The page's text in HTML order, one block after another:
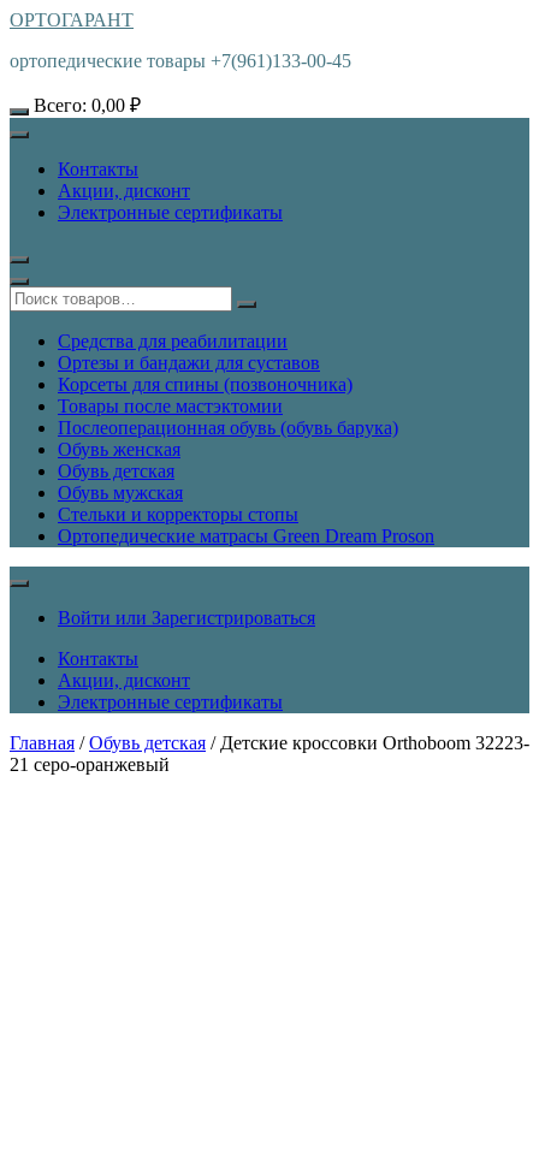
ОРТОГАРАНТ
ортопедические товары +7(961)133-00-45
Всего: 0,00 ₽
Контакты
Акции, дисконт
Электронные сертификаты
Средства для реабилитации
Ортезы и бандажи для суставов
Корсеты для спины (позвоночника)
Товары после мастэктомии
Послеоперационная обувь (обувь барука)
Обувь женская
Обувь детская
Обувь мужская
Стельки и корректоры стопы
Ортопедические матрасы Green Dream Proson
Войти или Зарегистрироваться
Контакты
Акции, дисконт
Электронные сертификаты
Главная /Обувь детская / Детские кроссовки Orthoboom 32223-
21 серо-оранжевый